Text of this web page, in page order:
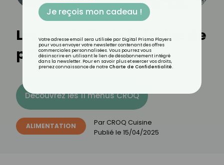
Les bienfaits de la farine de
pois chiche
Découvrez les 11 menus CROQ
ALIMENTATION Par CROQ Cuisine
Publié le 15/04/2025
Je reçois mon cadeau !
Votre adresse email sera utilisée par Digital Prisma Players
pour vous envoyer votre newsletter contenant des offres
commerciales personnalisées. Vous pourrez vous
désinscrire en utilisant le lien de désabonnement intégré
dans la newsletter. Pour en savoir plus et exercer vos droits,
prenez connaissance de notre Charte de Confidentialité.